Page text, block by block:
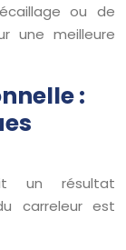
ou de
une meilleure
:
un résultat
carreleur est